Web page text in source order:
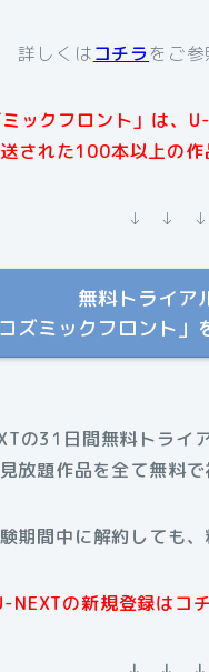
詳しくはコチラをご参
ミックフロント」は、
された100本以上の作
↓ ↓ ↓
無料トライア
コズミックフロント
の31日間無料トライ
見放題作品を全て無料で
期間中に解約しても、
NEXTの新規登録はコ